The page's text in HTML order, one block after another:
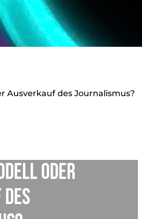
Ausverkauf des Journalismus?
oder